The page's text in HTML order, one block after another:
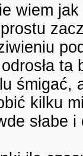
wiem
śmigać,
kilku
słabe